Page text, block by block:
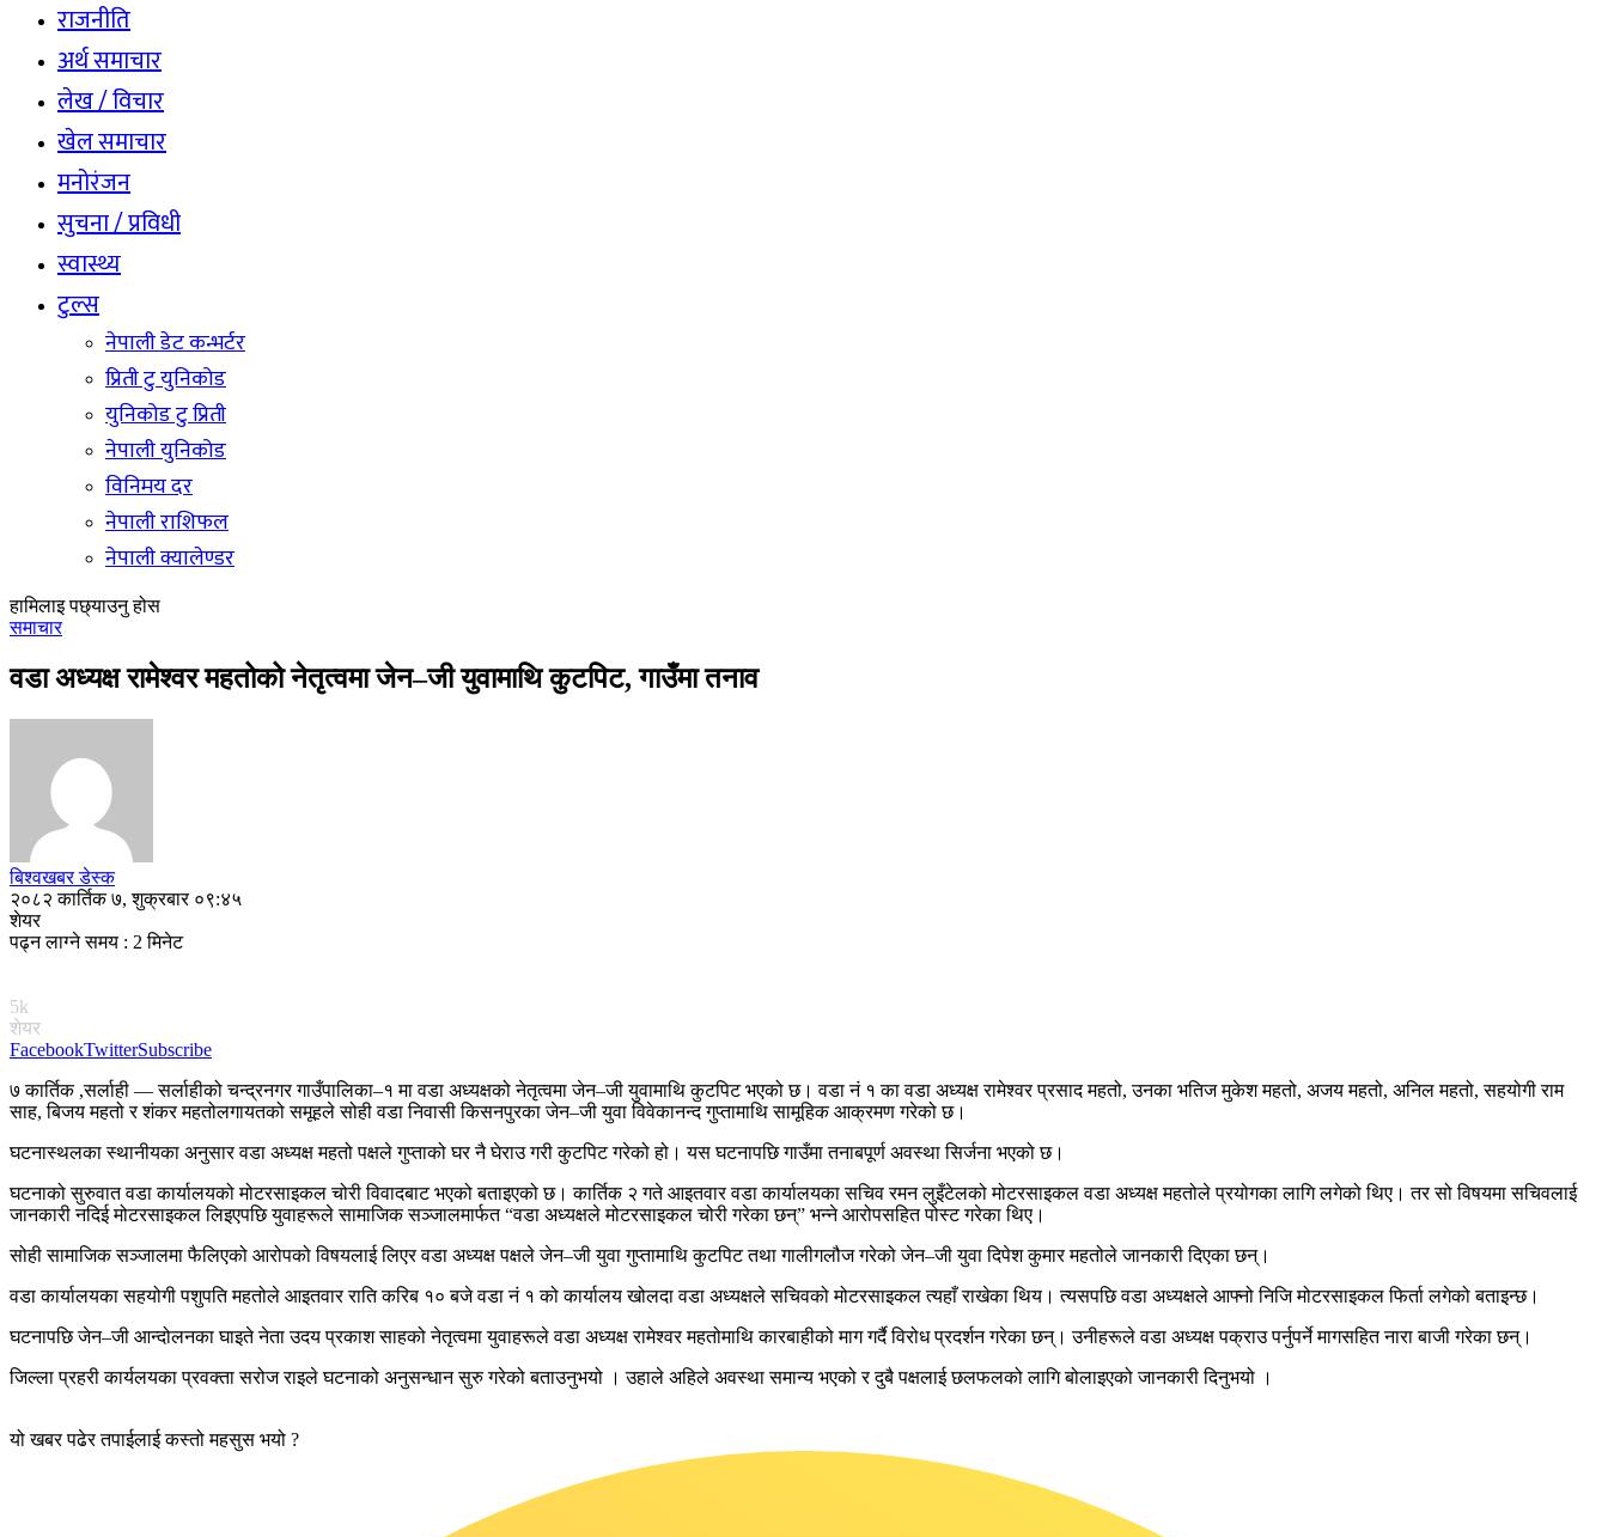
राजनीति
अर्थ समाचार
लेख / विचार
खेल समाचार
मनोरंजन
सुचना / प्रविधी
स्वास्थ्य
टुल्स
नेपाली डेट कन्भर्टर
प्रिती टु युनिकोड
युनिकोड टु प्रिती
नेपाली युनिकोड
विनिमय दर
नेपाली राशिफल
नेपाली क्यालेण्डर
हामिलाइ पछ्याउनु होस
समाचार
वडा अध्यक्ष रामेश्वर महतोको नेतृत्वमा जेन–जी युवामाथि कुटपिट, गाउँमा तनाव
बिश्वखबर डेस्क
२०८२ कार्तिक ७, शुक्रबार ०९:४५
शेयर
पढ्न लाग्ने समय : 2 मिनेट
5k
शेयर
FacebookTwitterSubscribe
७ कार्तिक ,सर्लाही — सर्लाहीको चन्द्रनगर गाउँपालिका–१ मा वडा अध्यक्षको नेतृत्वमा जेन–जी युवामाथि कुटपिट भएको छ। वडा नं १ का वडा अध्यक्ष रामेश्वर प्रसाद महतो, उनका भतिज मुकेश महतो, अजय महतो, अनिल महतो, सहयोगी राम
साह, बिजय महतो र शंकर महतोलगायतको समूहले सोही वडा निवासी किसनपुरका जेन–जी युवा विवेकानन्द गुप्तामाथि सामूहिक आक्रमण गरेको छ।
घटनास्थलका स्थानीयका अनुसार वडा अध्यक्ष महतो पक्षले गुप्ताको घर नै घेराउ गरी कुटपिट गरेको हो। यस घटनापछि गाउँमा तनाबपूर्ण अवस्था सिर्जना भएको छ।
घटनाको सुरुवात वडा कार्यालयको मोटरसाइकल चोरी विवादबाट भएको बताइएको छ। कार्तिक २ गते आइतवार वडा कार्यालयका सचिव रमन लुइँटेलको मोटरसाइकल वडा अध्यक्ष महतोले प्रयोगका लागि लगेको थिए। तर सो विषयमा सचिवलाई
जानकारी नदिई मोटरसाइकल लिइएपछि युवाहरूले सामाजिक सञ्जालमार्फत “वडा अध्यक्षले मोटरसाइकल चोरी गरेका छन्” भन्ने आरोपसहित पोस्ट गरेका थिए।
सोही सामाजिक सञ्जालमा फैलिएको आरोपको विषयलाई लिएर वडा अध्यक्ष पक्षले जेन–जी युवा गुप्तामाथि कुटपिट तथा गालीगलौज गरेको जेन–जी युवा दिपेश कुमार महतोले जानकारी दिएका छन्।
वडा कार्यालयका सहयोगी पशुपति महतोले आइतवार राति करिब १० बजे वडा नं १ को कार्यालय खोलदा वडा अध्यक्षले सचिवको मोटरसाइकल त्यहाँ राखेका थिय। त्यसपछि वडा अध्यक्षले आफ्नो निजि मोटरसाइकल फिर्ता लगेको बताइन्छ।
घटनापछि जेन–जी आन्दोलनका घाइते नेता उदय प्रकाश साहको नेतृत्वमा युवाहरूले वडा अध्यक्ष रामेश्वर महतोमाथि कारबाहीको माग गर्दै विरोध प्रदर्शन गरेका छन्। उनीहरूले वडा अध्यक्ष पक्राउ पर्नुपर्ने मागसहित नारा बाजी गरेका छन्।
जिल्ला प्रहरी कार्यलयका प्रवक्ता सरोज राइले घटनाको अनुसन्धान सुरु गरेको बताउनुभयो । उहाले अहिले अवस्था समान्य भएको र दुबै पक्षलाई छलफलको लागि बोलाइएको जानकारी दिनुभयो ।
यो खबर पढेर तपाईलाई कस्तो महसुस भयो ?